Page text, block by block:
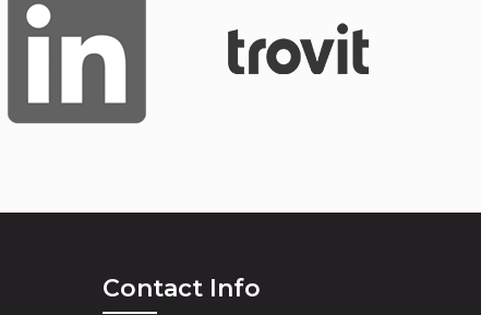
Contact Info